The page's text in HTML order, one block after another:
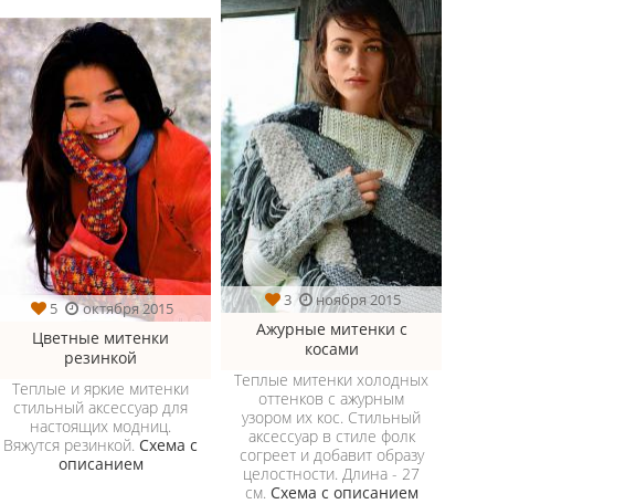
3 ноября 2015
Ажурные митенки с
косами
Теплые митенки холодных
оттенков с ажурным
узором их кос. Стильный
аксессуар в стиле фолк
согреет и добавит образу
целостности. Длина - 27
см. Схема с описанием
5 октября 2015
Цветные митенки
резинкой
Теплые и яркие митенки
стильный аксессуар для
настоящих модниц.
Вяжутся резинкой. Схема с
описанием